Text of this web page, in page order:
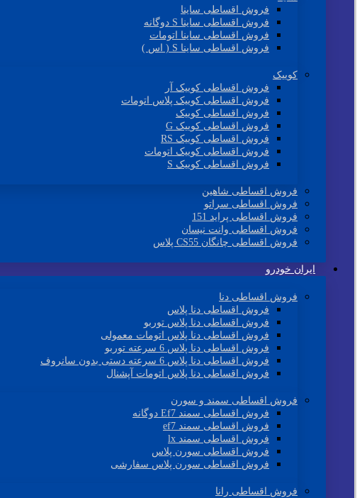
فروش اقساطی ساینا
فروش اقساطی ساینا S دوگانه
فروش اقساطی ساینا اتومات
فروش اقساطی ساینا S ( اس )
کوییک
فروش اقساطی کوییک آر
فروش اقساطی کوییک پلاس اتومات
فروش اقساطی کوییک
فروش اقساطی کوییک G
فروش اقساطی کوییک RS
فروش اقساطی کوییک اتومات
فروش اقساطی کوییک S
فروش اقساطی شاهین
فروش اقساطی سراتو
فروش اقساطی پراید 151
فروش اقساطی وانت نیسان
فروش اقساطی چانگان CS55 پلاس
ایران خودرو
فروش اقساطی دنا
فروش اقساطی دنا پلاس
فروش اقساطی دنا پلاس توربو
فروش اقساطی دنا پلاس اتومات معمولی
فروش اقساطی دنا پلاس 6 سرعته توربو
فروش اقساطی دنا پلاس 6 سرعته دستی بدون سانروف
فروش اقساطی دنا پلاس اتومات آپشنال
فروش اقساطی سمند و سورن
فروش اقساطی سمند Ef7 دوگانه
فروش اقساطی سمند ef7
فروش اقساطی سمند lx
فروش اقساطی سورن پلاس
فروش اقساطی سورن پلاس سفارشی
فروش اقساطی رانا